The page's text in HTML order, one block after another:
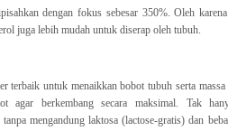
dengan fokus sebesar 350%. Oleh
juga lebih mudah untuk diserap oleh tubuh.
terbaik untuk menaikkan bobot tubuh serta
agar berkembang secara maksimal. Tak
mengandung laktosa (lactose-gratis) dan